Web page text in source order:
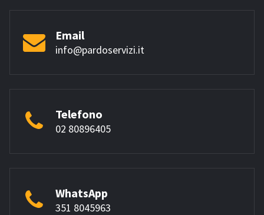
Email
info@pardoservizi.it
Telefono
02 80896405
WhatsApp
351 8045963